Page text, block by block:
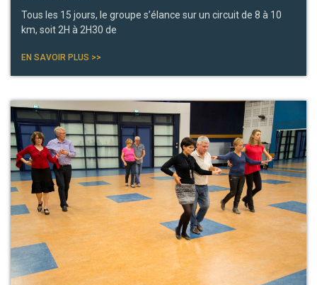
Tous les 15 jours, le groupe s’élance sur un circuit de 8 à 10
km, soit 2H à 2H30 de
EN SAVOIR PLUS >>